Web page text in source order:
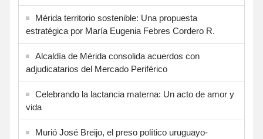
Mérida territorio sostenible: Una propuesta
estratégica por María Eugenia Febres Cordero R.
Alcaldía de Mérida consolida acuerdos con
adjudicatarios del Mercado Periférico
Celebrando la lactancia materna: Un acto de amor y
vida
Murió José Breijo, el preso político uruguayo-